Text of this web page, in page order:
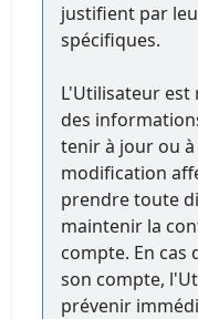
justifient par
spécifiques.
L'Utilisateur est
des
tenir à jour ou
modification
prendre toute
maintenir la
compte. En
son compte,
prévenir